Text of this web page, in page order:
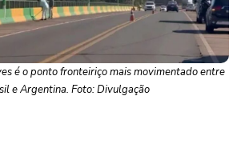
é o ponto fronteiriço mais movimentado entre
e Argentina. Foto: Divulgação